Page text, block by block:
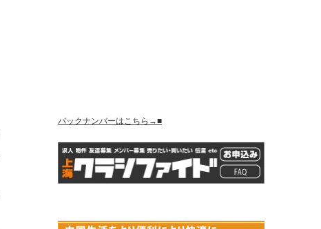
バックナンバーはこちら→■